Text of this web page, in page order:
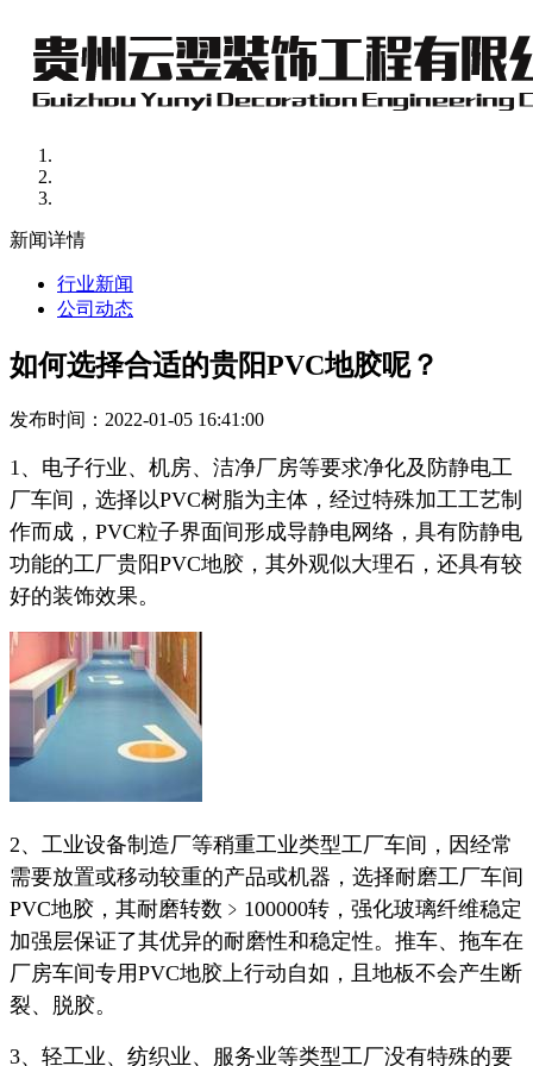
新闻详情
行业新闻
公司动态
如何选择合适的贵阳PVC地胶呢？
发布时间：2022-01-05 16:41:00
1、电子行业、机房、洁净厂房等要求净化及防静电工
厂车间，选择以PVC树脂为主体，经过特殊加工工艺制
作而成，PVC粒子界面间形成导静电网络，具有防静电
功能的工厂贵阳PVC地胶，其外观似大理石，还具有较
好的装饰效果。
2、工业设备制造厂等稍重工业类型工厂车间，因经常
需要放置或移动较重的产品或机器，选择耐磨工厂车间
PVC地胶，其耐磨转数﹥100000转，强化玻璃纤维稳定
加强层保证了其优异的耐磨性和稳定性。推车、拖车在
厂房车间专用PVC地胶上行动自如，且地板不会产生断
裂、脱胶。
3、轻工业、纺织业、服务业等类型工厂没有特殊的要